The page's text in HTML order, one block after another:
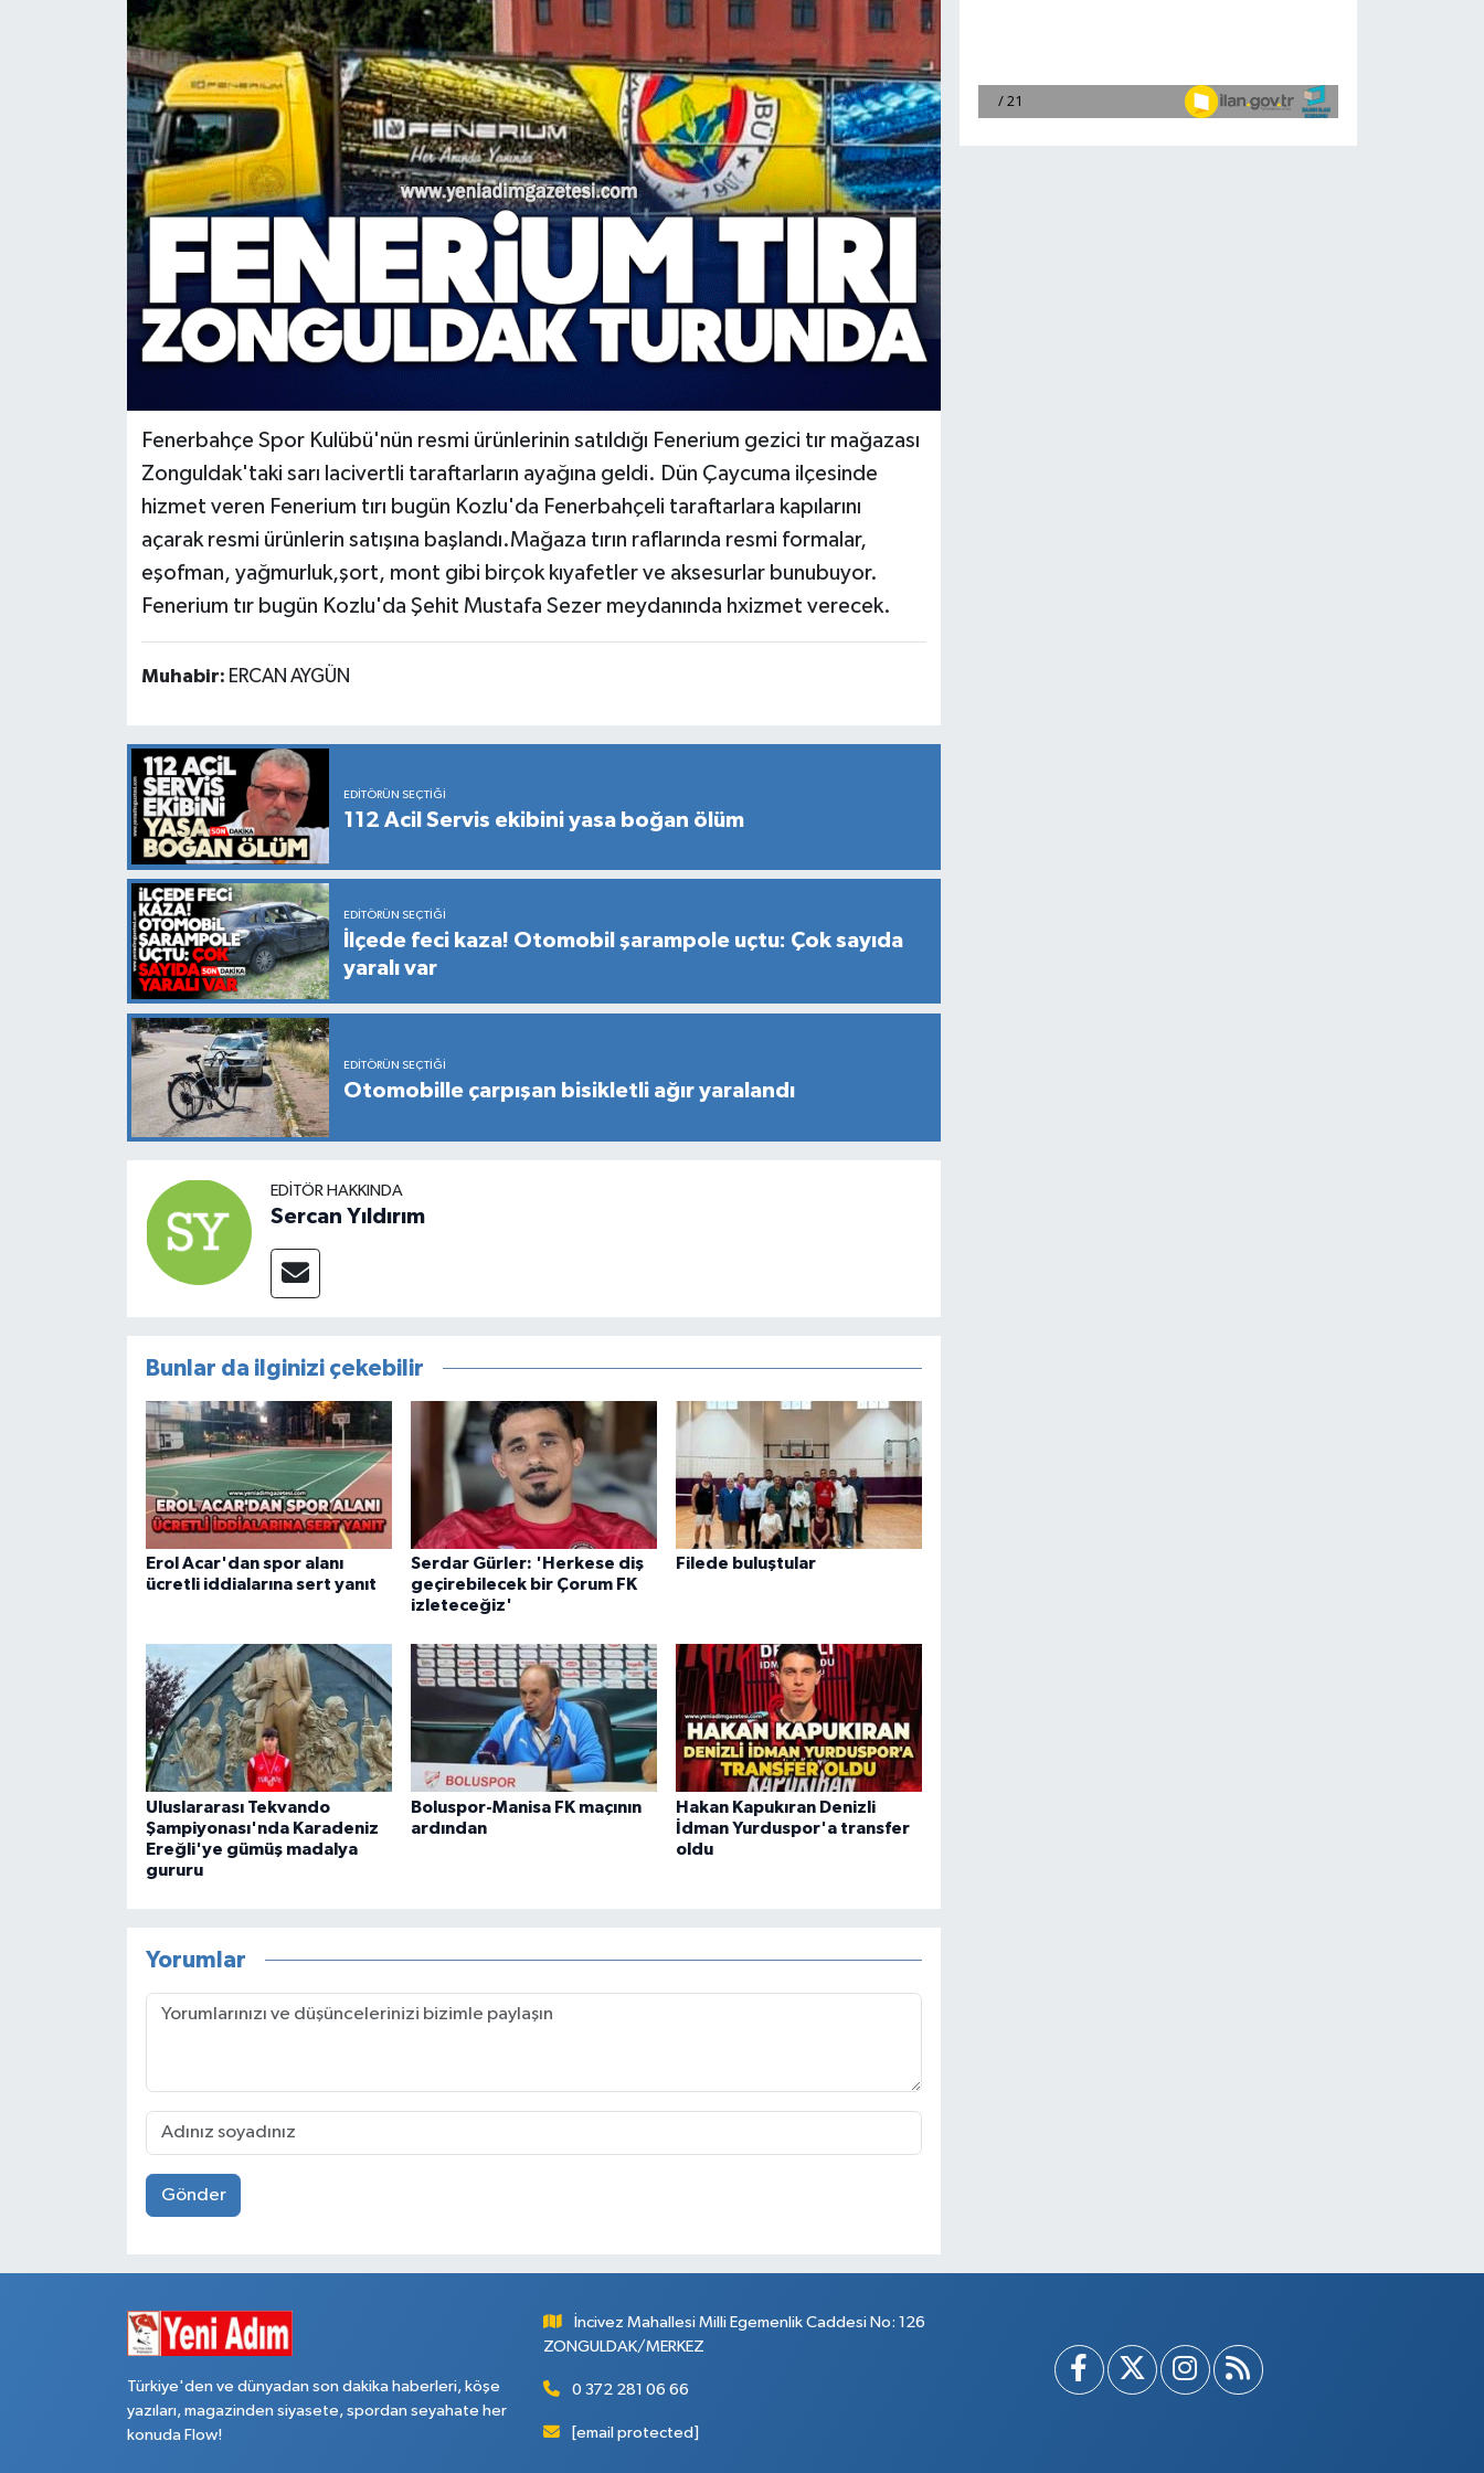
Fenerbahçe Spor Kulübü'nün resmi ürünlerinin satıldığı Fenerium gezici tır mağazası
Zonguldak'taki sarı lacivertli taraftarların ayağına geldi. Dün Çaycuma ilçesinde
hizmet veren Fenerium tırı bugün Kozlu'da Fenerbahçeli taraftarlara kapılarını
açarak resmi ürünlerin satışına başlandı.Mağaza tırın raflarında resmi formalar,
eşofman, yağmurluk,şort, mont gibi birçok kıyafetler ve aksesurlar bunubuyor.
Fenerium tır bugün Kozlu'da Şehit Mustafa Sezer meydanında hxizmet verecek.
Muhabir: ERCAN AYGÜN
EDITÖRÜN SEÇTIĞI
112 Acil Servis ekibini yasa boğan ölüm
EDITÖRÜN SEÇTIĞI
İlçede feci kaza! Otomobil şarampole uçtu: Çok sayıda
yaralı var
EDITÖRÜN SEÇTIĞI
Otomobille çarpışan bisikletli ağır yaralandı
EDITÖR HAKKINDA
Sercan Yıldırım
Bunlar da ilginizi çekebilir
Erol Acar'dan spor alanı
ücretli iddialarına sert yanıt
Serdar Gürler: 'Herkese diş
geçirebilecek bir Çorum FK
izleteceğiz'
Filede buluştular
Uluslararası Tekvando
Şampiyonası'nda Karadeniz
Ereğli'ye gümüş madalya
gururu
Boluspor-Manisa FK maçının
ardından
Hakan Kapukıran Denizli
İdman Yurduspor'a transfer
oldu
Yorumlar
Gönder
Türkiye'den ve dünyadan son dakika haberleri, köşe
yazıları, magazinden siyasete, spordan seyahate her
konuda Flow!
İncivez Mahallesi Milli Egemenlik Caddesi No: 126
ZONGULDAK/MERKEZ
0 372 281 06 66
[email protected]
RESMİ İLAN